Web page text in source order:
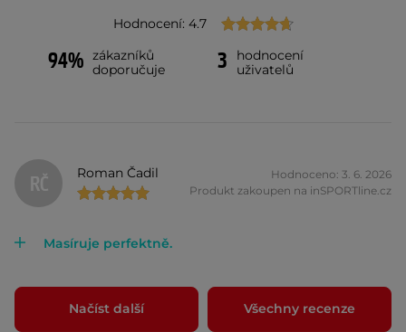
Hodnocení: 4.7
94% zákazníků
doporučuje
3
hodnocení
uživatelů
RČ Roman Čadil
Hodnoceno: 3. 6. 2026
Produkt zakoupen na inSPORTline.cz
Masíruje perfektně.
Načíst další Všechny recenze